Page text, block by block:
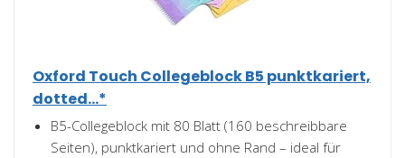
Oxford Touch Collegeblock B5 punktkariert,
dotted...*
B5-Collegeblock mit 80 Blatt (160 beschreibbare
Seiten), punktkariert und ohne Rand – ideal für